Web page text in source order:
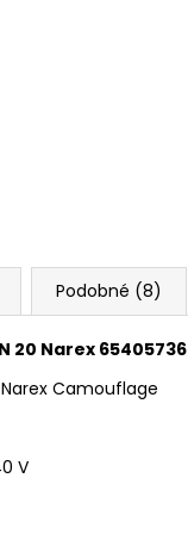
Podobné (8)
20 Narex 65405736
Camouflage
V